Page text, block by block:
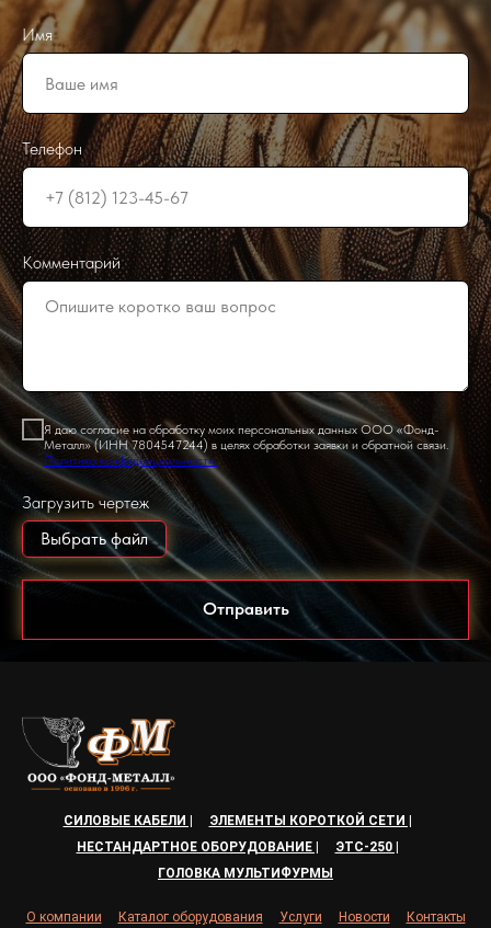
Имя
Телефон
Комментарий
Я даю согласие на обработку моих персональных данных ООО «Фонд-
Металл» (ИНН 7804547244) в целях обработки заявки и обратной связи.
Политика конфиденциальности.
Загрузить чертеж
Выбрать файл
Отправить
СИЛОВЫЕ КАБЕЛИ |
ЭЛЕМЕНТЫ КОРОТКОЙ СЕТИ |
НЕСТАНДАРТНОЕ ОБОРУДОВАНИЕ |
ЭТС-250 |
ГОЛОВКА МУЛЬТИФУРМЫ
О компании Каталог оборудования Услуги Новости Контакты